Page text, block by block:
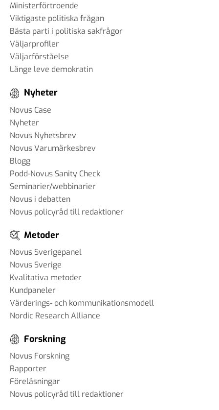
Ministerförtroende
Viktigaste politiska frågan
Bästa parti i politiska sakfrågor
Väljarprofiler
Väljarförståelse
Länge leve demokratin
Nyheter
Novus Case
Nyheter
Novus Nyhetsbrev
Novus Varumärkesbrev
Blogg
Podd-Novus Sanity Check
Seminarier/webbinarier
Novus i debatten
Novus policyråd till redaktioner
Metoder
Novus Sverigepanel
Novus Sverige
Kvalitativa metoder
Kundpaneler
Värderings- och kommunikationsmodell
Nordic Research Alliance
Forskning
Novus Forskning
Rapporter
Föreläsningar
Novus policyråd till redaktioner